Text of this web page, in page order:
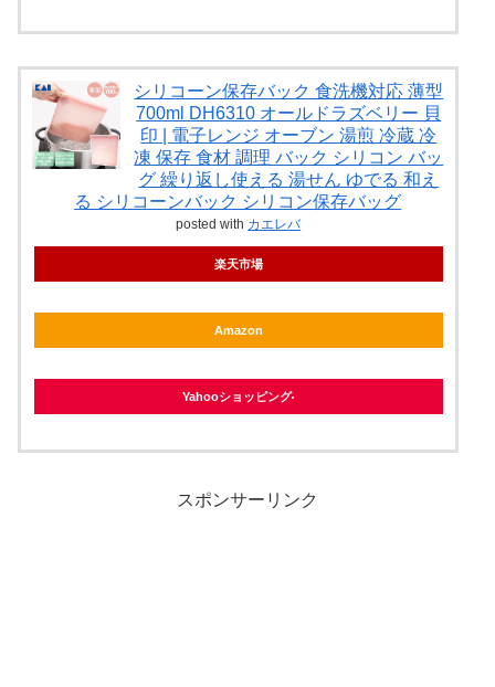
シリコーン保存バック 食洗機対応 薄型
700ml DH6310 オールドラズベリー 貝
印 | 電子レンジ オーブン 湯煎 冷蔵 冷
凍 保存 食材 調理 バック シリコン バッ
グ 繰り返し使える 湯せん ゆでる 和え
る シリコーンバック シリコン保存バッグ
posted with カエレバ
楽天市場
Amazon
Yahooショッピング
スポンサーリンク